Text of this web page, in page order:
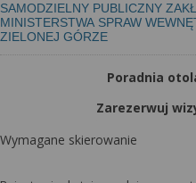
SAMODZIELNY PUBLICZNY
MINISTERSTWA SPRAW
ZIELONEJ GÓRZE
Poradnia
Zarezerwuj
Wymagane skierowanie